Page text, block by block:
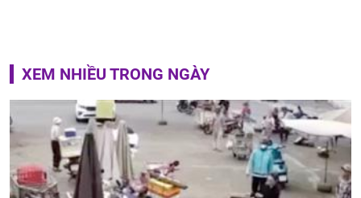
XEM NHIỀU TRONG NGÀY